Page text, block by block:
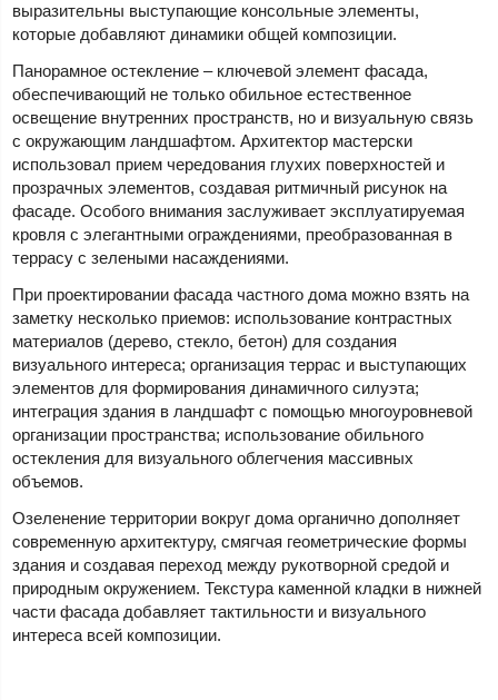
выразительны выступающие консольные элементы,
которые добавляют динамики общей композиции.
Панорамное остекление – ключевой элемент фасада,
обеспечивающий не только обильное естественное
освещение внутренних пространств, но и визуальную связь
с окружающим ландшафтом. Архитектор мастерски
использовал прием чередования глухих поверхностей и
прозрачных элементов, создавая ритмичный рисунок на
фасаде. Особого внимания заслуживает эксплуатируемая
кровля с элегантными ограждениями, преобразованная в
террасу с зелеными насаждениями.
При проектировании фасада частного дома можно взять на
заметку несколько приемов: использование контрастных
материалов (дерево, стекло, бетон) для создания
визуального интереса; организация террас и выступающих
элементов для формирования динамичного силуэта;
интеграция здания в ландшафт с помощью многоуровневой
организации пространства; использование обильного
остекления для визуального облегчения массивных
объемов.
Озеленение территории вокруг дома органично дополняет
современную архитектуру, смягчая геометрические формы
здания и создавая переход между рукотворной средой и
природным окружением. Текстура каменной кладки в нижней
части фасада добавляет тактильности и визуального
интереса всей композиции.